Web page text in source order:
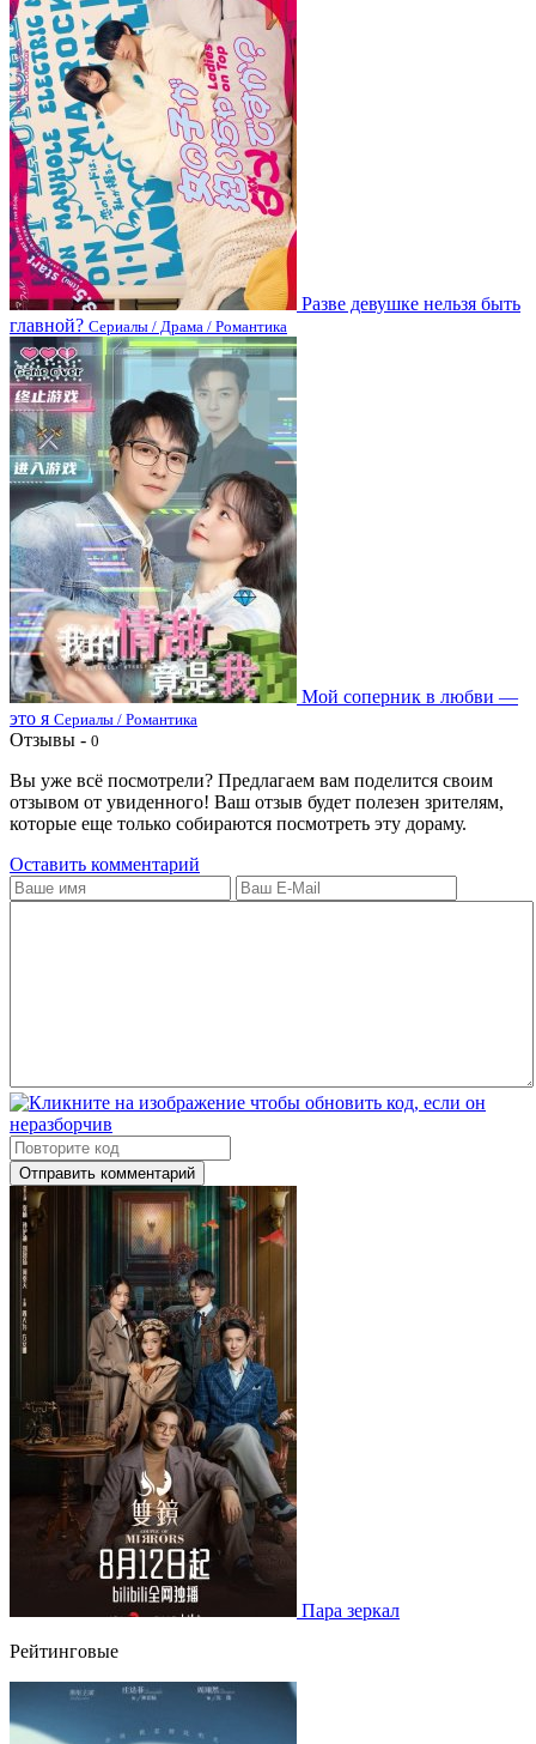
Разве девушке нельзя быть
главной? Сериалы / Драма / Романтика
Мой соперник в любви —
это я Сериалы / Романтика
Отзывы - 0
Вы уже всё посмотрели? Предлагаем вам поделится своим
отзывом от увиденного! Ваш отзыв будет полезен зрителям,
которые еще только собираются посмотреть эту дораму.
Оставить комментарий
Отправить комментарий
Пара зеркал
Рейтинговые